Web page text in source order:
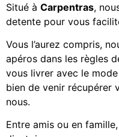
Situé à Carpentras,
detente pour vous
Vous l’aurez compris,
apéros dans les règles
vous livrer avec le
bien de venir récupérer
nous.
Entre amis ou en